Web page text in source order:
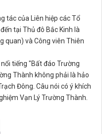
tác của Liên hiệp các Tổ
tại Thủ đô Bắc Kinh là
quan) và Công viên Thiên
tiếng "Bất đáo Trường
Thành không phải là hảo
Đông. Câu nói có ý khích
Vạn Lý Trường Thành.